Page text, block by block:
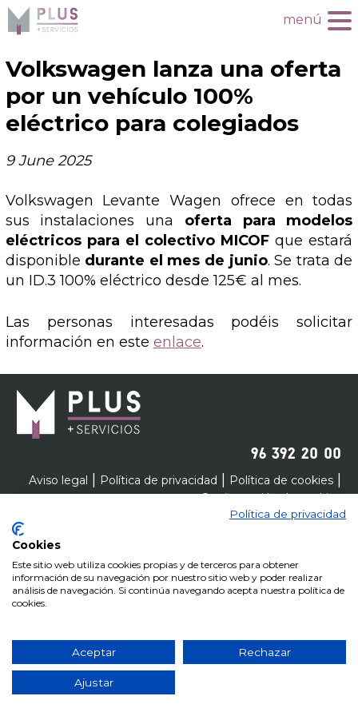
menú
Volkswagen lanza una oferta
por un vehículo 100%
eléctrico para colegiados
9 June 2025
Volkswagen Levante Wagen ofrece en todas
sus instalaciones una oferta para modelos
eléctricos para el colectivo MICOF que estará
disponible durante el mes de junio. Se trata de
un ID.3 100% eléctrico desde 125€ al mes.
Las personas interesadas podéis solicitar
información en este enlace.
96 392 20 00
Aviso legal | Política de privacidad | Política de cookies|
Configuración de cookies
Política de privacidad
Cookies
Este sitio web utiliza cookies propias y de terceros para obtener
información de su navegación por nuestro sitio web y poder realizar
análisis de navegación. Si continúa navegando acepta nuestra política de
cookies.
Aceptar Rechazar
Ajustar